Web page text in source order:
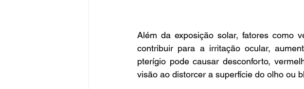
Além da exposição solar, fatores como
contribuir para a irritação ocular,
pterígio pode causar desconforto,
visão ao distorcer a superfície do olho ou